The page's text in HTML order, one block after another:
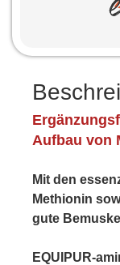
Aufbau von
Mit den
Methionin
gute
EQUIPUR-